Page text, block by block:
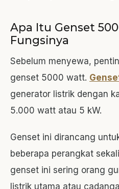
Apa Itu Genset
Fungsinya
Sebelum menyewa,
genset 5000 watt.
generator listrik dengan
5.000 watt atau 5 kW.
Genset ini dirancang
beberapa perangkat
genset ini sering orang
listrik utama atau